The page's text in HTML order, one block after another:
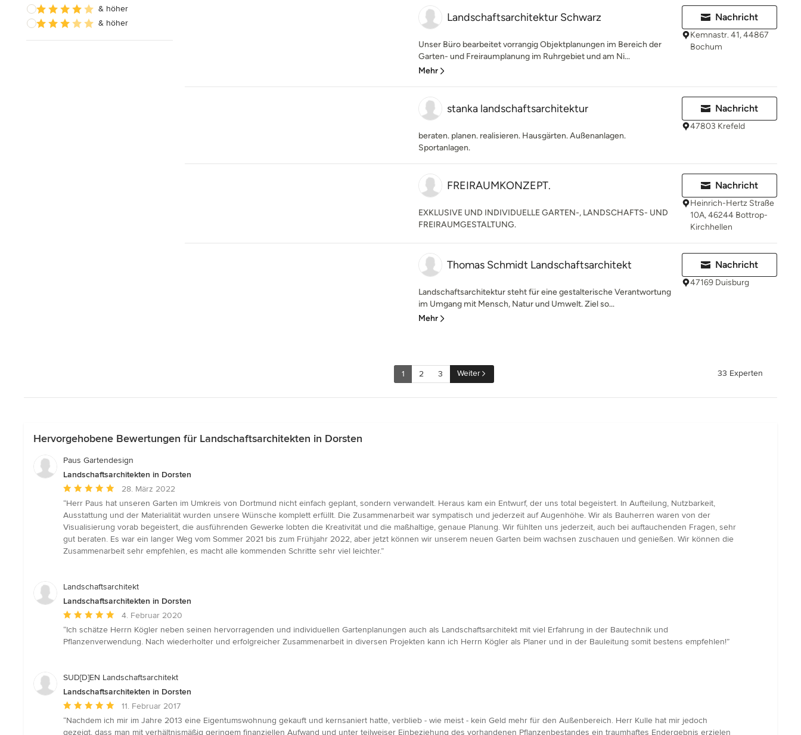
& höher
& höher
Landschaftsarchitektur Schwarz
Unser Büro bearbeitet vorrangig Objektplanungen im Bereich der
Garten- und Freiraumplanung im Ruhrgebiet und am Ni...
Mehr
Nachricht
Kemnastr. 41, 44867
Bochum
stanka landschaftsarchitektur
beraten. planen. realisieren. Hausgärten. Außenanlagen.
Sportanlagen.
Nachricht
47803 Krefeld
FREIRAUMKONZEPT.
EXKLUSIVE UND INDIVIDUELLE GARTEN-, LANDSCHAFTS- UND
FREIRAUMGESTALTUNG.
Nachricht
Heinrich-Hertz Straße
10A, 46244 Bottrop-
Kirchhellen
Thomas Schmidt Landschaftsarchitekt
Landschaftsarchitektur steht für eine gestalterische Verantwortung
im Umgang mit Mensch, Natur und Umwelt. Ziel so...
Mehr
Nachricht
47169 Duisburg
1 2 3 Weiter 33 Experten
Hervorgehobene Bewertungen für Landschaftsarchitekten in Dorsten
Paus Gartendesign
Landschaftsarchitekten in Dorsten
Durchschnittliche
Bewertung:
5
von
5
Sternen
28. März 2022
“Herr Paus hat unseren Garten im Umkreis von Dortmund nicht einfach geplant, sondern verwandelt. Heraus kam ein Entwurf, der uns total begeistert. In Aufteilung, Nutzbarkeit,
Ausstattung und der Materialität wurden unsere Wünsche komplett erfüllt. Die Zusammenarbeit war sympatisch und jederzeit auf Augenhöhe. Wir als Bauherren waren von der
Visualisierung vorab begeistert, die ausführenden Gewerke lobten die Kreativität und die maßhaltige, genaue Planung. Wir fühlten uns jederzeit, auch bei auftauchenden Fragen, sehr
gut beraten. Es war ein langer Weg vom Sommer 2021 bis zum Frühjahr 2022, aber jetzt können wir unserem neuen Garten beim wachsen zuschauen und genießen. Wir können die
Zusammenarbeit sehr empfehlen, es macht alle kommenden Schritte sehr viel leichter.”
Landschaftsarchitekt
Landschaftsarchitekten in Dorsten
Durchschnittliche
Bewertung:
5
Sternen
4. Februar 2020
“Ich schätze Herrn Kögler neben seinen hervorragenden und individuellen Gartenplanungen auch als Landschaftsarchitekt mit viel Erfahrung in der Bautechnik und
Pflanzenverwendung. Nach wiederholter und erfolgreicher Zusammenarbeit in diversen Projekten kann ich Herrn Kögler als Planer und in der Bauleitung somit bestens empfehlen!”
SUD[D]EN Landschaftsarchitekt
Landschaftsarchitekten in Dorsten
Durchschnittliche
Bewertung:
5
11. Februar 2017
“Nachdem ich mir im Jahre 2013 eine Eigentumswohnung gekauft und kernsaniert hatte, verblieb - wie meist - kein Geld mehr für den Außenbereich. Herr Kulle hat mir jedoch
gezeigt, dass man mit verhältnismäßig geringem finanziellen Aufwand und unter teilweiser Einbeziehung des vorhandenen Pflanzenbestandes ein traumhaftes Endergebnis erzielen